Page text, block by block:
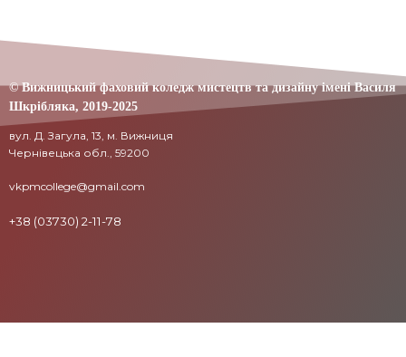
© Вижницький фаховий коледж мистецтв та дизайну імені Василя
Шкрібляка, 2019-2025
вул. Д. Загула, 13, м. Вижниця
Чернівецька обл., 59200
vkpmcollege@gmail.com
+38 (03730) 2-11-78